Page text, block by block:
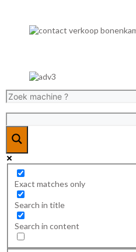
Exact matches only
Search in title
Search in content